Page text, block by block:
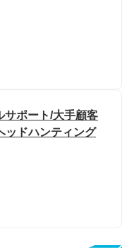
サポート/大手顧客
ッドハンティング